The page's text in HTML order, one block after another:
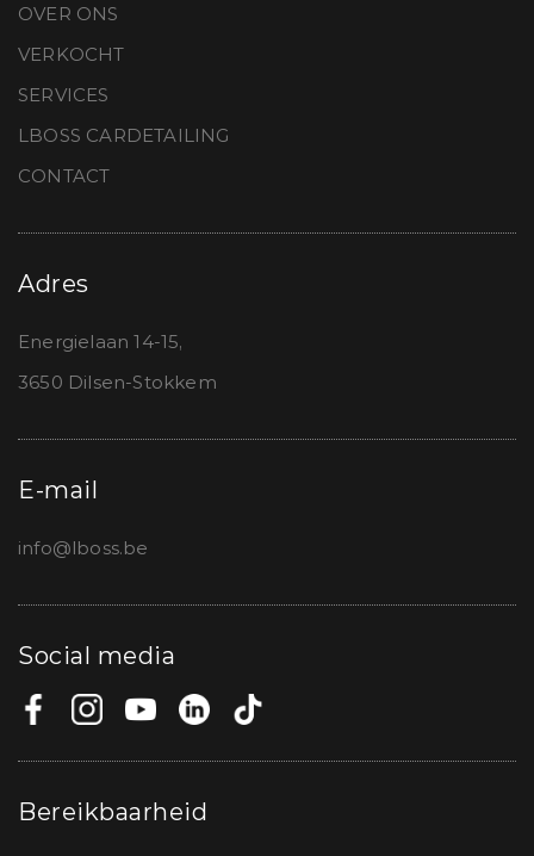
OVER ONS
VERKOCHT
SERVICES
LBOSS CARDETAILING
CONTACT
Adres
Energielaan 14-15,
3650 Dilsen-Stokkem
E-mail
info@lboss.be
Social media
Bereikbaarheid